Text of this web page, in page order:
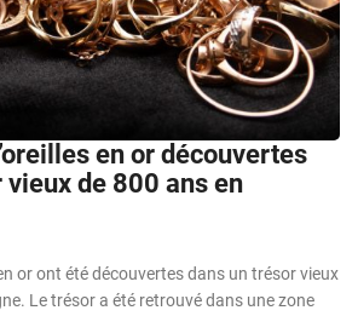
en or découvertes
de 800 ans en
or ont été découvertes dans un trésor vieux
Le trésor a été retrouvé dans une zone